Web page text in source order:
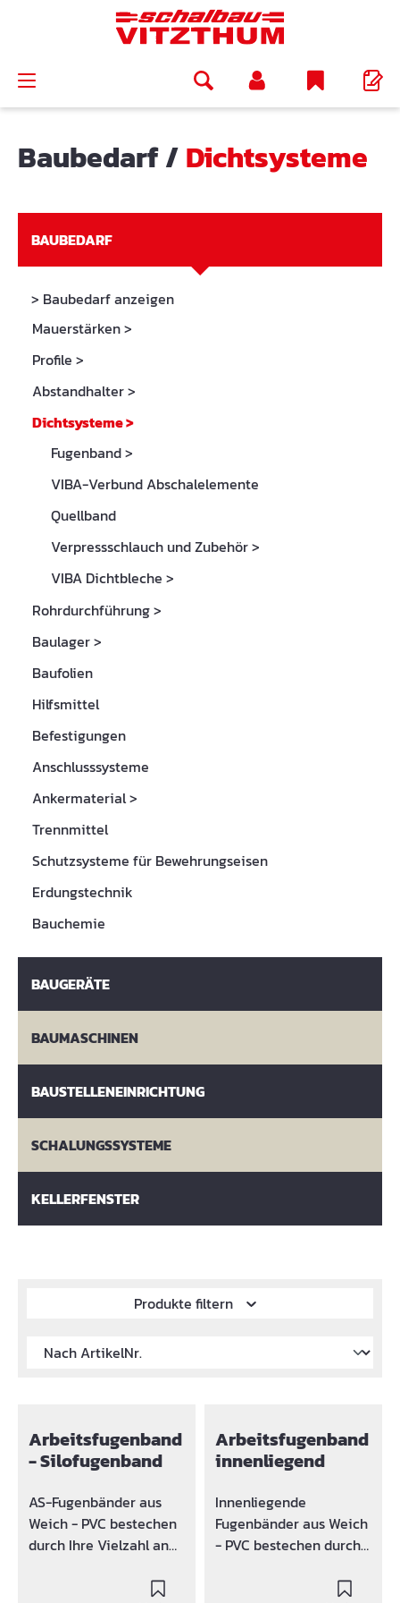
Baubedarf/Dichtsysteme
BAUBEDARF
> Baubedarf anzeigen
Mauerstärken>
Profile >
Abstandhalter>
Dichtsysteme>
Fugenband>
VIBA-Verbund Abschalelemente
Quellband
Verpressschlauch und Zubehör>
VIBA Dichtbleche >
Rohrdurchführung>
Baulager>
Baufolien
Hilfsmittel
Befestigungen
Anschlusssysteme
Ankermaterial>
Trennmittel
Schutzsysteme für Bewehrungseisen
Erdungstechnik
Bauchemie
BAUGERÄTE
BAUMASCHINEN
BAUSTELLENEINRICHTUNG
SCHALUNGSSYSTEME
KELLERFENSTER
Produkte filtern
Arbeitsfugenband
- Silofugenband
AS-Fugenbänder aus
Weich - PVC bestechen
durch Ihre Vielzahl an
Arbeitsfugenband
innenliegend
Innenliegende
Fugenbänder aus Weich
- PVC bestechen durch